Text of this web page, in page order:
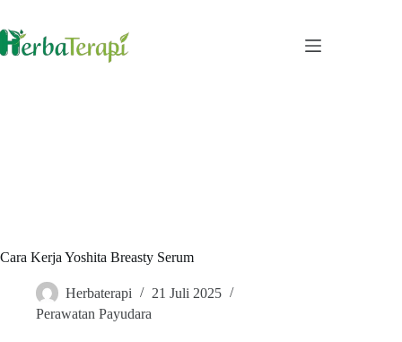
content
Cara Kerja Yoshita Breasty Serum
Herbaterapi
21 Juli 2025
Perawatan Payudara